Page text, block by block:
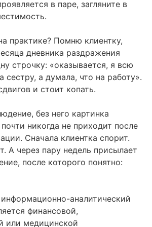
в паре, загляните в
.
практике? Помню клиентку,
дневника раздражения
строчку: «оказывается, я всю
сестру, а думала, что на работу».
и стоит копать.
без него картинка
никогда не приходит после
Сначала клиентка спорит.
А через пару недель присылает
после которого понятно:
аналитический
финансовой,
или медицинской